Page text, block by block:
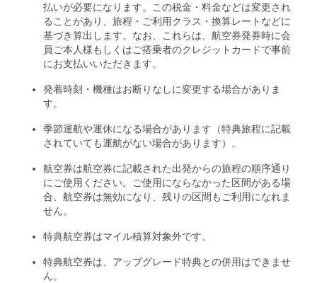
払いが必要になります。この税金・料金などは変更され
ることがあり、旅程・ご利用クラス・換算レートなどに
基づき算出します。なお、これらは、航空券発券時に会
員ご本人様もしくはご搭乗者のクレジットカードで事前
にお支払いいただきます。
発着時刻・機種はお断りなしに変更する場合がありま
す。
季節運航や運休になる場合があります（特典旅程に記載
されていても運航がない場合があります）。
航空券は航空券に記載された出発からの旅程の順序通り
にご使用ください。ご使用にならなかった区間がある場
合、航空券は無効になり、残りの区間もご利用になれま
せん。
特典航空券はマイル積算対象外です。
特典航空券は、アップグレード特典との併用はできませ
ん。